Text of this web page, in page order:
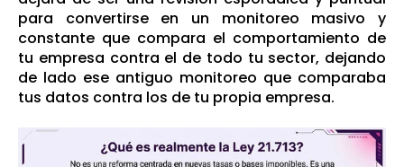
para convertirse en un monitoreo masivo y
constante que compara el comportamiento de
tu empresa contra el de todo tu sector, dejando
de lado ese antiguo monitoreo que comparaba
tus datos contra los de tu propia empresa.